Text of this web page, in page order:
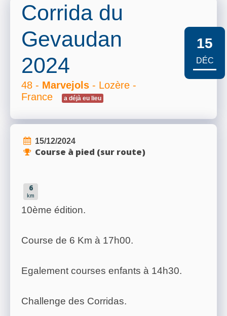
Corrida du
Gevaudan
2024
48 - Marvejols - Lozère -
France
a déjà eu lieu
15
DÉC
15/12/2024
Course à pied (sur route)
6
km
10ème édition.
Course de 6 Km à 17h00.
Egalement courses enfants à 14h30.
Challenge des Corridas.